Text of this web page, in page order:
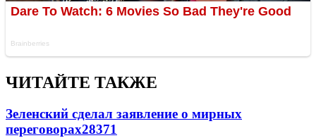
ЧИТАЙТЕ ТАКЖЕ
Зеленский сделал заявление о мирных
переговорах28371